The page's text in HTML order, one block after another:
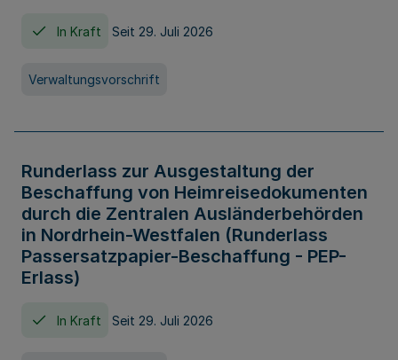
In Kraft Seit 29. Juli 2026
Verwaltungsvorschrift
Runderlass zur Ausgestaltung der
Beschaffung von Heimreisedokumenten
durch die Zentralen Ausländerbehörden
in Nordrhein-Westfalen (Runderlass
Passersatzpapier-Beschaffung - PEP-
Erlass)
In Kraft Seit 29. Juli 2026